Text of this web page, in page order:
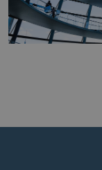
Industry
News e Media
Contattaci